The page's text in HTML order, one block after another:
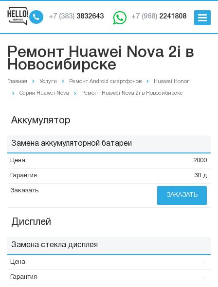
+7 (968) 2241808
+7 (383) 3832643
Ремонт Huawei Nova 2i в
Новосибирске
Главная Услуги Ремонт Android смартфонов Huawei Honor
Серия Huawei Nova Ремонт Huawei Nova 2i в Новосибирске
Аккумулятор
Замена аккумуляторной батареи
2000
30 д
ЗАКАЗАТЬ
Дисплей
Замена стекла дисплея
-
-